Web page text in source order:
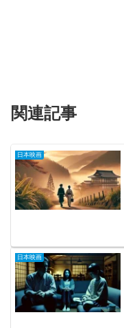
関連記事
日本映画
日本映画